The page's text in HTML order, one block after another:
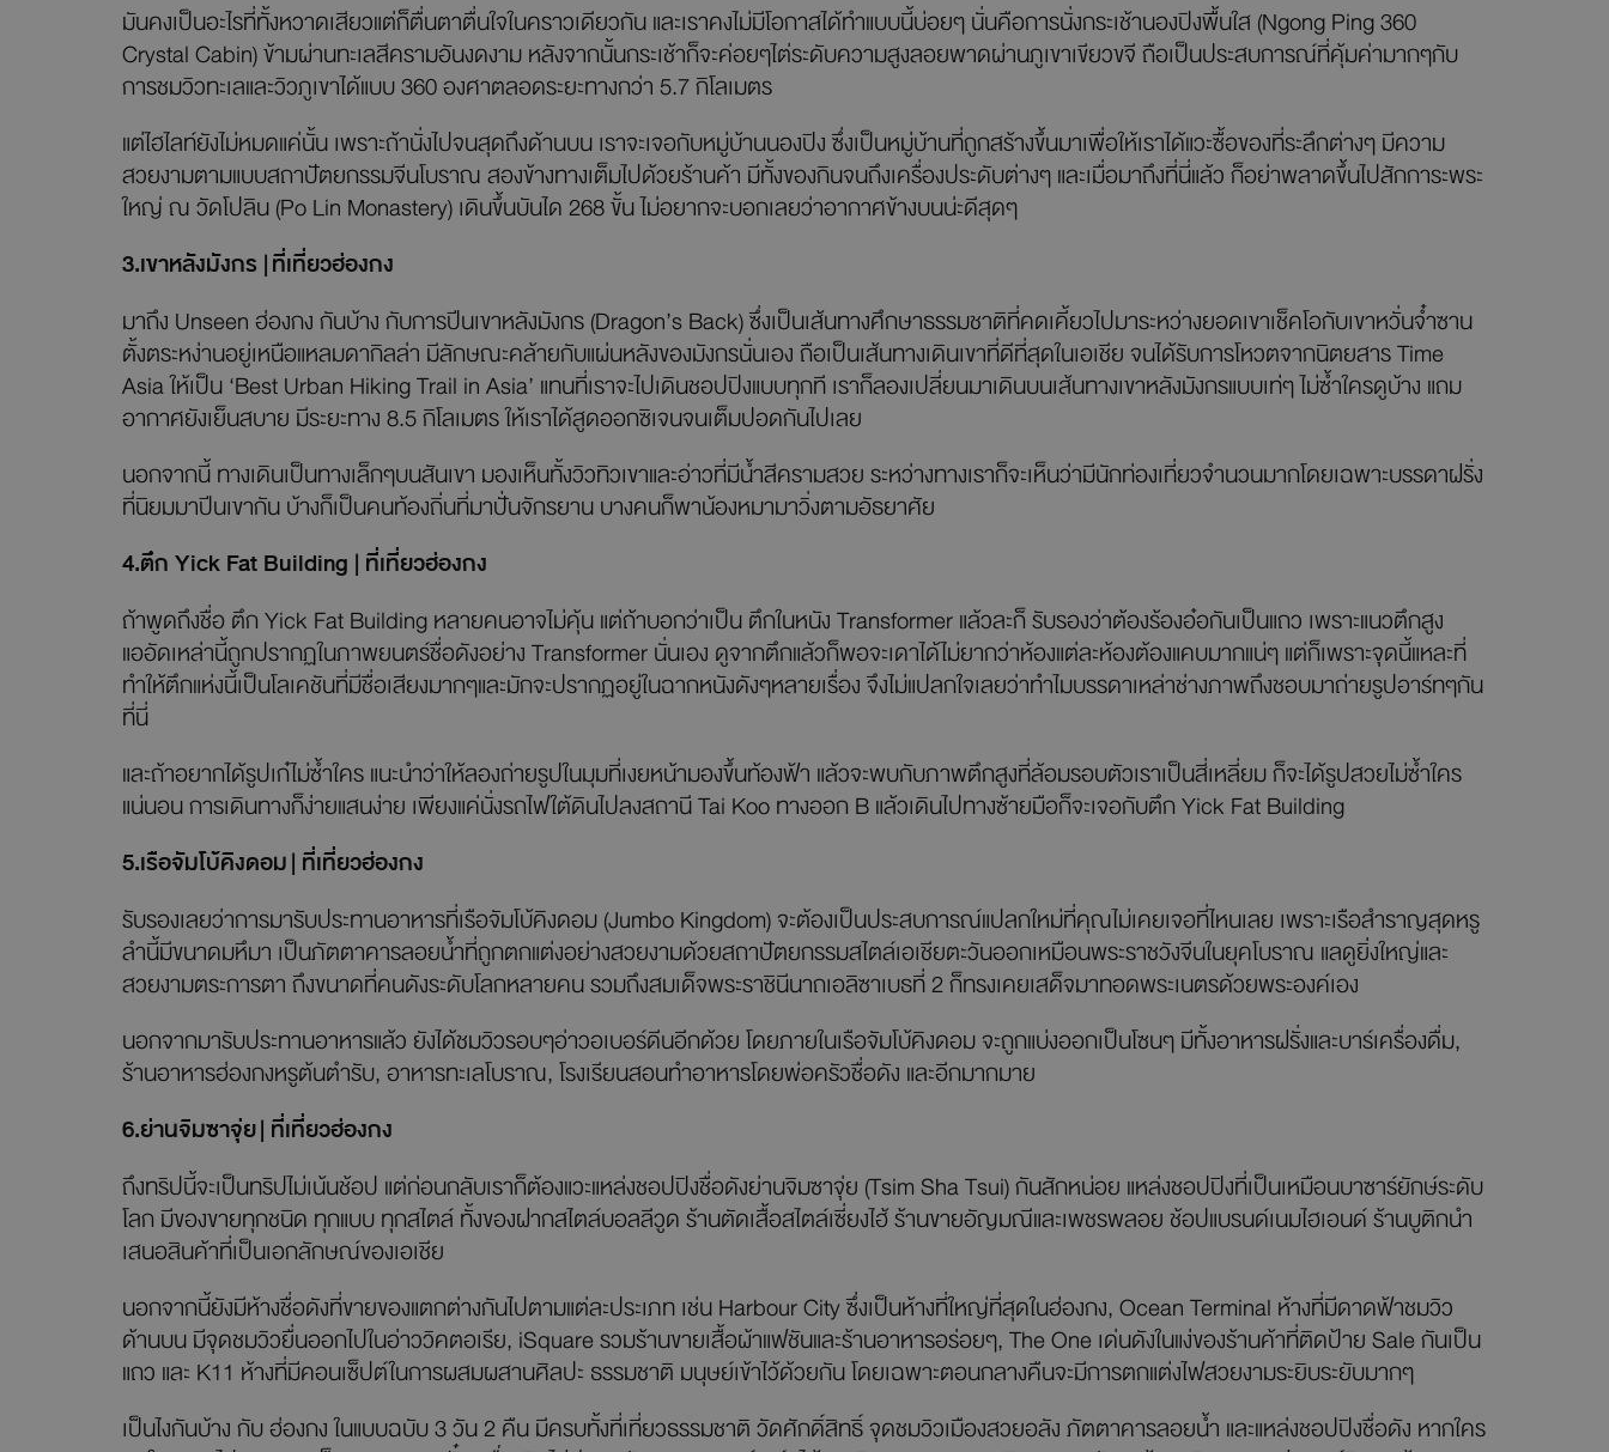
มันคงเป็นอะไรที่ทั้งหวาดเสียวแต่ก็ตื่นตาตื่นใจในคราวเดียวกัน และเราคงไม่มีโอกาสได้ทำแบบนี้บ่อยๆ นั่นคือการนั่งกระเช้านองปิงพื้นใส (Ngong Ping 360
Crystal Cabin) ข้ามผ่านทะเลสีครามอันงดงาม หลังจากนั้นกระเช้าก็จะค่อยๆไต่ระดับความสูงลอยพาดผ่านภูเขาเขียวขจี ถือเป็นประสบการณ์ที่คุ้มค่ามากๆกับ
การชมวิวทะเลและวิวภูเขาได้แบบ 360 องศาตลอดระยะทางกว่า 5.7 กิโลเมตร
แต่ไฮไลท์ยังไม่หมดแค่นั้น เพราะถ้านั่งไปจนสุดถึงด้านบน เราจะเจอกับหมู่บ้านนองปิง ซึ่งเป็นหมู่บ้านที่ถูกสร้างขึ้นมาเพื่อให้เราได้แวะซื้อของที่ระลึกต่างๆ มีความ
สวยงามตามแบบสถาปัตยกรรมจีนโบราณ สองข้างทางเต็มไปด้วยร้านค้า มีทั้งของกินจนถึงเครื่องประดับต่างๆ และเมื่อมาถึงที่นี่แล้ว ก็อย่าพลาดขึ้นไปสักการะพระ
ใหญ่ ณ วัดโปลิน (Po Lin Monastery) เดินขึ้นบันได 268 ขั้น ไม่อยากจะบอกเลยว่าอากาศข้างบนน่ะดีสุดๆ
3.เขาหลังมังกร |ที่เที่ยวฮ่องกง
มาถึง Unseen ฮ่องกง กันบ้าง กับการปีนเขาหลังมังกร (Dragon’s Back) ซึ่งเป็นเส้นทางศึกษาธรรมชาติที่คดเคี้ยวไปมาระหว่างยอดเขาเช็คโอกับเขาหวั่นจ๋ำซาน
ตั้งตระหง่านอยู่เหนือแหลมดากิลล่า มีลักษณะคล้ายกับแผ่นหลังของมังกรนั่นเอง ถือเป็นเส้นทางเดินเขาที่ดีที่สุดในเอเชีย จนได้รับการโหวตจากนิตยสาร Time
Asia ให้เป็น ‘Best Urban Hiking Trail in Asia’ แทนที่เราจะไปเดินชอปปิงแบบทุกที เราก็ลองเปลี่ยนมาเดินบนเส้นทางเขาหลังมังกรแบบเท่ๆ ไม่ซ้ำใครดูบ้าง แถม
อากาศยังเย็นสบาย มีระยะทาง 8.5 กิโลเมตร ให้เราได้สูดออกซิเจนจนเต็มปอดกันไปเลย
นอกจากนี้ ทางเดินเป็นทางเล็กๆบนสันเขา มองเห็นทั้งวิวทิวเขาและอ่าวที่มีน้ำสีครามสวย ระหว่างทางเราก็จะเห็นว่ามีนักท่องเที่ยวจำนวนมากโดยเฉพาะบรรดาฝรั่ง
ที่นิยมมาปีนเขากัน บ้างก็เป็นคนท้องถิ่นที่มาปั่นจักรยาน บางคนก็พาน้องหมามาวิ่งตามอัธยาศัย
4.ตึก Yick Fat Building | ที่เที่ยวฮ่องกง
ถ้าพูดถึงชื่อ ตึก Yick Fat Building หลายคนอาจไม่คุ้น แต่ถ้าบอกว่าเป็น ตึกในหนัง Transformer แล้วละก็ รับรองว่าต้องร้องอ๋อกันเป็นแถว เพราะแนวตึกสูง
แออัดเหล่านี้ถูกปรากฏในภาพยนตร์ชื่อดังอย่าง Transformer นั่นเอง ดูจากตึกแล้วก็พอจะเดาได้ไม่ยากว่าห้องแต่ละห้องต้องแคบมากแน่ๆ แต่ก็เพราะจุดนี้แหละที่
ทำให้ตึกแห่งนี้เป็นโลเคชันที่มีชื่อเสียงมากๆและมักจะปรากฏอยู่ในฉากหนังดังๆหลายเรื่อง จึงไม่แปลกใจเลยว่าทำไมบรรดาเหล่าช่างภาพถึงชอบมาถ่ายรูปอาร์ทๆกัน
ที่นี่
และถ้าอยากได้รูปเก๋ไม่ซ้ำใคร แนะนำว่าให้ลองถ่ายรูปในมุมที่เงยหน้ามองขึ้นท้องฟ้า แล้วจะพบกับภาพตึกสูงที่ล้อมรอบตัวเราเป็นสี่เหลี่ยม ก็จะได้รูปสวยไม่ซ้ำใคร
แน่นอน การเดินทางก็ง่ายแสนง่าย เพียงแค่นั่งรถไฟใต้ดินไปลงสถานี Tai Koo ทางออก B แล้วเดินไปทางซ้ายมือก็จะเจอกับตึก Yick Fat Building
5.เรือจัมโบ้คิงดอม| ที่เที่ยวฮ่องกง
รับรองเลยว่าการมารับประทานอาหารที่เรือจัมโบ้คิงดอม (Jumbo Kingdom) จะต้องเป็นประสบการณ์แปลกใหม่ที่คุณไม่เคยเจอที่ไหนเลย เพราะเรือสำราญสุดหรู
ลำนี้มีขนาดมหึมา เป็นภัตตาคารลอยน้ำที่ถูกตกแต่งอย่างสวยงามด้วยสถาปัตยกรรมสไตล์เอเชียตะวันออกเหมือนพระราชวังจีนในยุคโบราณ แลดูยิ่งใหญ่และ
สวยงามตระการตา ถึงขนาดที่คนดังระดับโลกหลายคน รวมถึงสมเด็จพระราชินีนาถเอลิซาเบธที่ 2 ก็ทรงเคยเสด็จมาทอดพระเนตรด้วยพระองค์เอง
นอกจากมารับประทานอาหารแล้ว ยังได้ชมวิวรอบๆอ่าวอเบอร์ดีนอีกด้วย โดยภายในเรือจัมโบ้คิงดอม จะถูกแบ่งออกเป็นโซนๆ มีทั้งอาหารฝรั่งและบาร์เครื่องดื่ม,
ร้านอาหารฮ่องกงหรูต้นตำรับ, อาหารทะเลโบราณ, โรงเรียนสอนทำอาหารโดยพ่อครัวชื่อดัง และอีกมากมาย
6.ย่านจิมซาจุ่ย| ที่เที่ยวฮ่องกง
ถึงทริปนี้จะเป็นทริปไม่เน้นช้อป แต่ก่อนกลับเราก็ต้องแวะแหล่งชอปปิงชื่อดังย่านจิมซาจุ่ย (Tsim Sha Tsui) กันสักหน่อย แหล่งชอปปิงที่เป็นเหมือนบาซาร์ยักษ์ระดับ
โลก มีของขายทุกชนิด ทุกแบบ ทุกสไตล์ ทั้งของฝากสไตล์บอลลีวูด ร้านตัดเสื้อสไตล์เซี่ยงไฮ้ ร้านขายอัญมณีและเพชรพลอย ช้อปแบรนด์เนมไฮเอนด์ ร้านบูติกนำ
เสนอสินค้าที่เป็นเอกลักษณ์ของเอเชีย
นอกจากนี้ยังมีห้างชื่อดังที่ขายของแตกต่างกันไปตามแต่ละประเภท เช่น Harbour City ซึ่งเป็นห้างที่ใหญ่ที่สุดในฮ่องกง, Ocean Terminal ห้างที่มีดาดฟ้าชมวิว
ด้านบน มีจุดชมวิวยื่นออกไปในอ่าววิคตอเรีย, iSquare รวมร้านขายเสื้อผ้าแฟชันและร้านอาหารอร่อยๆ, The One เด่นดังในแง่ของร้านค้าที่ติดป้าย Sale กันเป็น
แถว และ K11 ห้างที่มีคอนเซ็ปต์ในการผสมผสานศิลปะ ธรรมชาติ มนุษย์เข้าไว้ด้วยกัน โดยเฉพาะตอนกลางคืนจะมีการตกแต่งไฟสวยงามระยิบระยับมากๆ
เป็นไงกันบ้าง กับ ฮ่องกง ในแบบฉบับ 3 วัน 2 คืน มีครบทั้งที่เที่ยวธรรมชาติ วัดศักดิ์สิทธิ์ จุดชมวิวเมืองสวยอลัง ภัตตาคารลอยน้ำ และแหล่งชอปปิงชื่อดัง หากใคร